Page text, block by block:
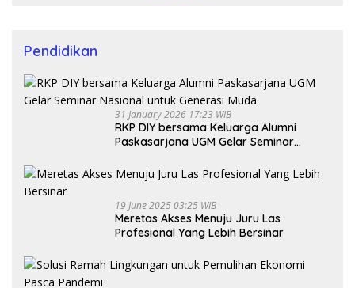
Pendidikan
31 January 2026 17:23 WIB
RKP DIY bersama Keluarga Alumni
Paskasarjana UGM Gelar Seminar
19 June 2025 03:25 WIB
Meretas Akses Menuju Juru Las
Profesional Yang Lebih Bersinar